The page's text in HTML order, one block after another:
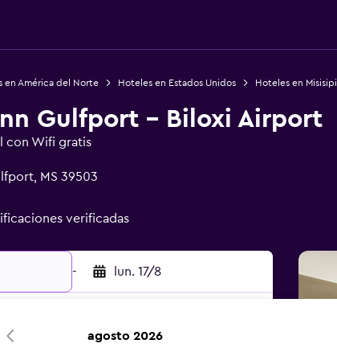
en América del Norte Hoteles en Estados Unidos Hoteles en Misisipi
Gulfport - Biloxi Airport
con Wifi gratis
MS 39503
verificadas
- lun. 17/8
agosto 2026